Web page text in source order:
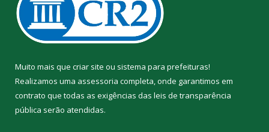
Muito mais que criar site ou sistema para prefeituras!
Realizamos uma assessoria completa, onde garantimos em
contrato que todas as exigências das leis de transparência
pública serão atendidas.